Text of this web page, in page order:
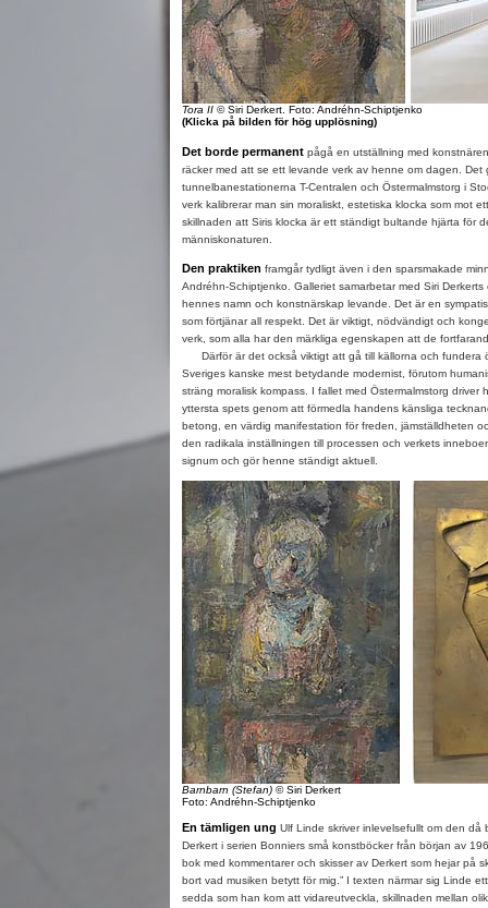
Tora II © Siri Derkert. Foto: Andréhn-Schiptjenko
(Klicka på bilden för hög upplösning)
Det borde permanentpågå en utställning med
räcker med att se ett levande verk av henne om dagen. Det
tunnelbanestationerna T-Centralen och Östermalmstorg i
verk kalibrerar man sin moraliskt, estetiska klocka som mot
skillnaden att Siris klocka är ett ständigt bultande hjärta för
människonaturen.
Den praktiken framgår tydligt även i den sparsmakade
Andréhn-Schiptjenko. Galleriet samarbetar med Siri
hennes namn och konstnärskap levande. Det är en
som förtjänar all respekt. Det är viktigt, nödvändigt och
verk, som alla har den märkliga egenskapen att de
Därför är det också viktigt att gå till källorna och fundera
Sveriges kanske mest betydande modernist, förutom
sträng moralisk kompass. I fallet med Östermalmstorg driver
yttersta spets genom att förmedla handens känsliga
betong, en värdig manifestation för freden, jämställdheten
den radikala inställningen till processen och verkets
signum och gör henne ständigt aktuell.
Barnbarn (Stefan)© Siri Derkert
Foto: Andréhn-Schiptjenko
En tämligen ung Ulf Linde skriver inlevelsefullt om den då
Derkert i serien Bonniers små konstböcker från början av
bok med kommentarer och skisser av Derkert som hejar på
bort vad musiken betytt för mig.” I texten närmar sig Linde
sedda som han kom att vidareutveckla, skillnaden mellan